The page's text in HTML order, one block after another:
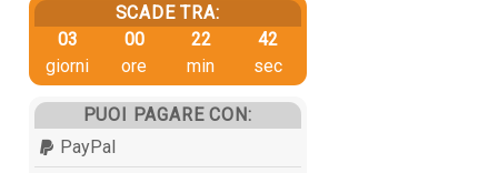
SCADE TRA:
03
giorni
00
ore
22
min
42
sec
PUOI PAGARE CON:
PayPal